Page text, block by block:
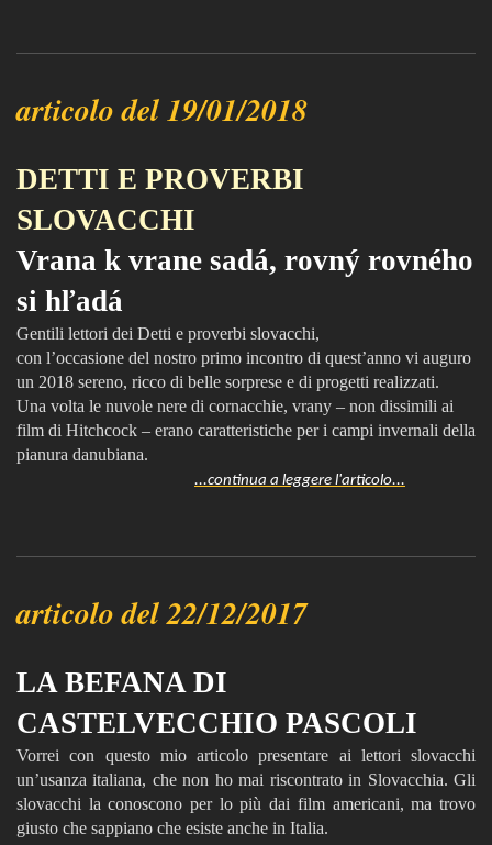
articolo del 19/01/2018
DETTI E PROVERBI
SLOVACCHI
Vrana k vrane sadá, rovný rovného
si hľadá
Gentili lettori dei Detti e proverbi slovacchi,
con l’occasione del nostro primo incontro di quest’anno vi auguro
un 2018 sereno, ricco di belle sorprese e di progetti realizzati.
Una volta le nuvole nere di cornacchie, vrany – non dissimili ai
film di Hitchcock – erano caratteristiche per i campi invernali della
pianura danubiana.
...continua a leggere l'articolo...
articolo del 22/12/2017
LA BEFANA DI
CASTELVECCHIO PASCOLI
Vorrei con questo mio articolo presentare ai lettori slovacchi
un’usanza italiana, che non ho mai riscontrato in Slovacchia. Gli
slovacchi la conoscono per lo più dai film americani, ma trovo
giusto che sappiano che esiste anche in Italia.